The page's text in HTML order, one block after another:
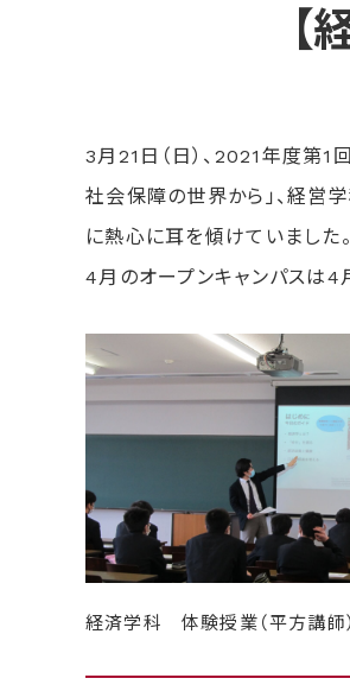
3月21日（日）、2021年度第
社会保障の世界から」、経営
に熱心に耳を傾けていました
4月のオープンキャンパスは4
経済学科 体験授業（平方講師）